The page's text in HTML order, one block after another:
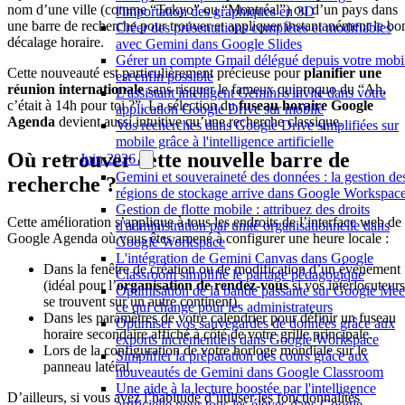
l'importation des graphiques en 3D
Créer des présentations complètes et modifiables
avec Gemini dans Google Slides
Gérer un compte Gmail délégué depuis votre
est enfin possible
L'assistant intelligent Gemini s'invite dans votre
application Google Drive sur mobile
Vos recherches dans Google Drive simplifiées sur
mobile grâce à l'intelligence artificielle
Juin 2026
Gemini et souveraineté des données : la gestion
régions de stockage arrive dans Google
Gestion de flotte mobile : attribuez des droits
d'administration par unité organisationnelle dans
Google Workspace
L'intégration de Gemini Canvas dans Google
Classroom simplifie le partage pédagogique
Optimisation de la bande passante sur Google
ce qui change pour les administrateurs
Optimiser vos sauvegardes de données grâce aux
exports incrémentiels dans Google Workspace
Simplifier la préparation des cours grâce aux
nouveautés de Gemini dans Google Classroom
Une aide à la lecture boostée par l'intelligence
nom d’une ville (comme “Tokyo” ou “Montréal”) ou d’un pays dans
une barre de recherche pour trouver et appliquer instantanément le
décalage horaire.
Cette nouveauté est particulièrement précieuse pourplanifier une
réunion internationalesans risquer le fameux quiproquo du “Ah,
c’était à 14h pour toi ?”. La sélection dufuseau horaire Google
Agenda devient aussi intuitive qu’une recherche classique.
Où retrouver cette nouvelle barre de
recherche ?
Cette amélioration s’applique à tous les endroits de l’interface web de
Google Agenda où vous êtes amené à configurer une heure locale :
Dans la fenêtre de création ou de modification d’un événement
(idéal pour l’organisation de rendez-voussi vos interlocuteurs
se trouvent sur un autre continent).
Dans les paramètres de votre calendrier pour définir un fuseau
horaire secondaire affiché à côté de votre grille principale.
Lors de la configuration de votre horloge mondiale sur le
panneau latéral.
D’ailleurs, si vous avez l’habitude d’utiliser les fonctionnalités